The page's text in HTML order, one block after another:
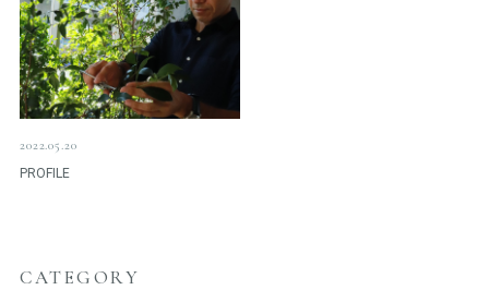
2022.05.20
PROFILE
CATEGORY